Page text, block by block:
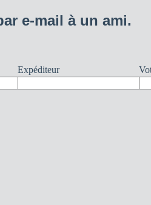
e-mail à un ami.
Expéditeur